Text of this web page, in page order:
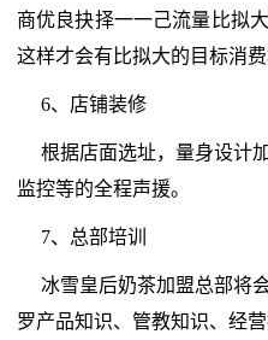
商优良抉择一一己流量比拟
这样才会有比拟大的目标消费
6、店铺装修
根据店面选址，量身设计
监控等的全程声援。
7、总部培训
冰雪皇后奶茶加盟总部将
罗产品知识、管教知识、经营